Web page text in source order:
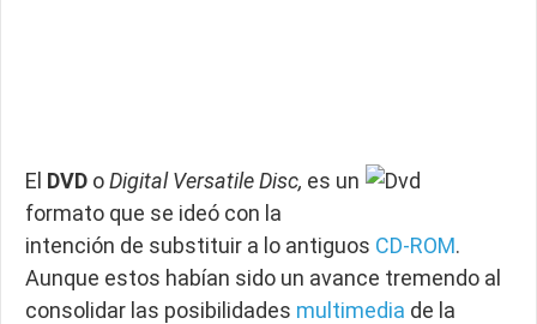
El DVD oDigital Versatile Disc, es un
formato que se ideó con la
intención de substituir a lo antiguos CD-ROM.
Aunque estos habían sido un avance tremendo al
consolidar las posibilidades multimedia de la